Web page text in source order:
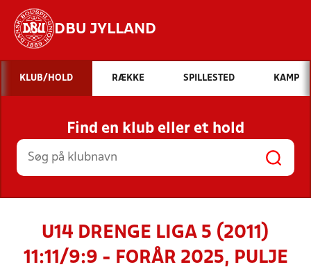
DBU JYLLAND
Hvad vil du søge efter?
INDHOLD OG NYHEDER
STILLINGER, RESULTATER, KLUBBER OG
HOLD
KLUB/HOLD RÆKKE SPILLESTED KAMP
Find en klub eller et hold
U14 DRENGE LIGA 5 (2011)
11:11/9:9 - FORÅR 2025, PULJE